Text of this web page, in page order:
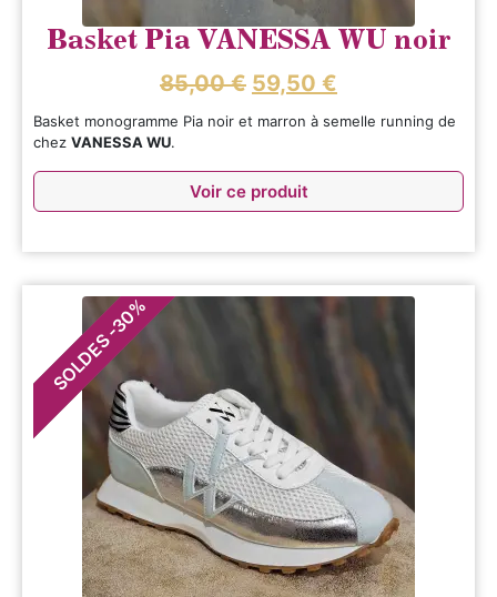
Basket Pia VANESSA WU noir
85,00€ 59,50 €
Basket monogramme Pia noir et marron à semelle running de
chez VANESSA WU.
Voir ce produit
SOLDES
-
30
%